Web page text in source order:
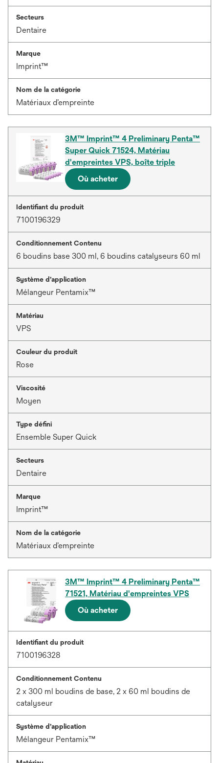
Secteurs
Dentaire
Marque
Imprint™
Nom de la catégorie
Matériaux d’empreinte
3M™ Imprint™ 4 Preliminary Penta™
Super Quick 71524, Matériau
d'empreintes VPS, boîte triple
Où acheter
Identifiant du produit
7100196329
Conditionnement Contenu
6 boudins base 300 ml, 6 boudins catalyseurs 60 ml
Système d’application
Mélangeur Pentamix™
Matériau
VPS
Couleur du produit
Rose
Viscosité
Moyen
Type défini
Ensemble Super Quick
Secteurs
Dentaire
Marque
Imprint™
Nom de la catégorie
Matériaux d’empreinte
3M™ Imprint™ 4 Preliminary Penta™
71521, Matériau d'empreintes VPS
Où acheter
Identifiant du produit
7100196328
Conditionnement Contenu
2 x 300 ml boudins de base, 2 x 60 ml boudins de
catalyseur
Système d’application
Mélangeur Pentamix™